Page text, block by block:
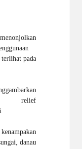
pada
relief
danau